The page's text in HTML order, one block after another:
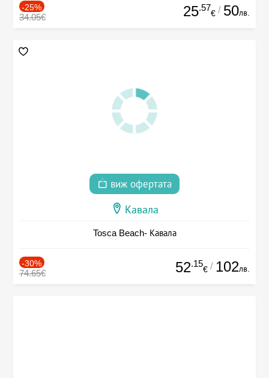
-25%
34.05€ 25.57
€ / 50лв.
виж офертата
Кавала
Tosca Beach- Кавала
-30%
74.65€ 52.15
€ / 102лв.